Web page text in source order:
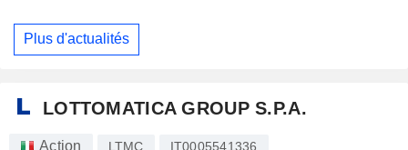
Plus d'actualités
LOTTOMATICA GROUP S.P.A.
Action LTMC IT0005541336